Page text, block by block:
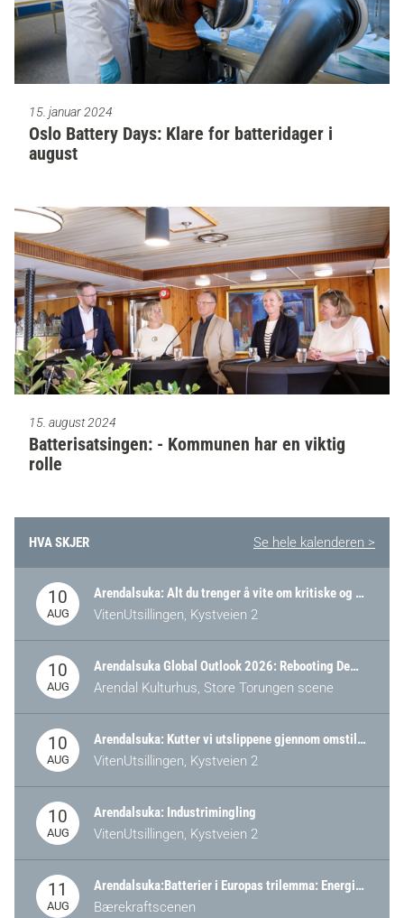
15. januar 2024
Oslo Battery Days: Klare for batteridager i
august
15. august 2024
Batterisatsingen: - Kommunen har en viktig
rolle
HVA SKJER Se hele kalenderen >
10
AUG
Arendalsuka: Alt du trenger å vite om kritiske og strategiske verdikjeder i Norge
VitenUtsillingen, Kystveien 2
10
AUG
Arendalsuka Global Outlook 2026: Rebooting Democracy for a New World Order
Arendal Kulturhus, Store Torungen scene
10
AUG
Arendalsuka: Kutter vi utslippene gjennom omstilling – eller tap av industri?
VitenUtsillingen, Kystveien 2
10
AUG
Arendalsuka: Industrimingling
VitenUtsillingen, Kystveien 2
11
AUG
Arendalsuka:Batterier i Europas trilemma: Energisikkerhet, konkurransekraft og bærekraft (Battery Norway-arrangement)
Bærekraftscenen